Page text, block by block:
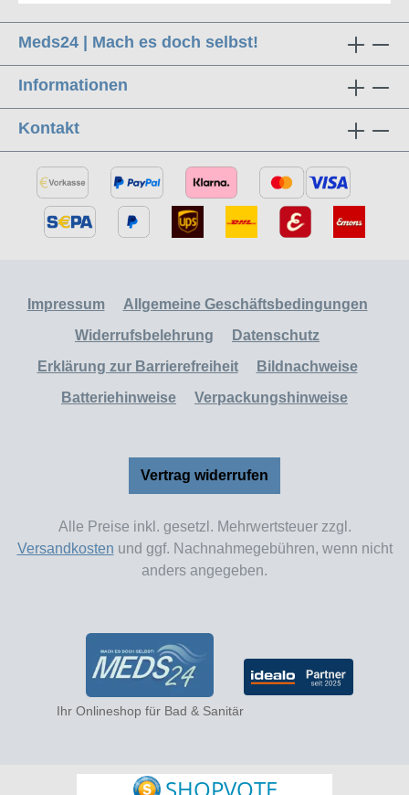
Meds24 | Mach es doch selbst!
Informationen
Kontakt
Impressum
Allgemeine Geschäftsbedingungen
Widerrufsbelehrung
Datenschutz
Erklärung zur Barrierefreiheit
Bildnachweise
Batteriehinweise
Verpackungshinweise
Vertrag widerrufen
Alle Preise inkl. gesetzl. Mehrwertsteuer zzgl.
Versandkosten und ggf. Nachnahmegebühren, wenn nicht
anders angegeben.
Ihr Onlineshop für Bad & Sanitär